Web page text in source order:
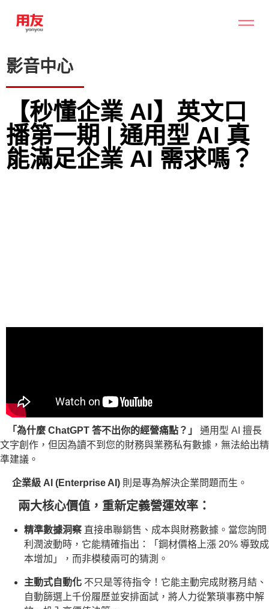
影音中心
【秒懂企業 AI】英文口
播第一期 | 通用型 AI 真
能滿足企業 AI 需求嗎？
「為什麼 ChatGPT 答不出你的經營痛點？」
通用型 AI 擅長
文字創作，但因為讀不到您的財務與業務私有數據，無法給出精
準建議。
企業級 AI (Enterprise AI) 則是專為解決企業問題而生。
兩大核心價值，重新定義營運效率：
精準數據洞察 直接串聯銷售、成本與財務數據。當您詢問
利潤波動時，它能精確指出：「鋼材價格上漲 20% 導致成
本增加」，而非模稜兩可的猜測。
主動式自動化 不只是等待指令！它能主動完成財務月結、
自動篩選上千份履歷並安排面試，將人力從繁瑣事務中解